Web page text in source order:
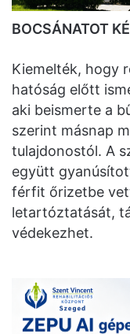
BOCSÁNATOT
Kiemelték, hogy
hatóság előtt
aki beismerte a
szerint másnap
tulajdonostól. A
együtt
férfit őrizetbe
letartóztatását,
védekezhet.